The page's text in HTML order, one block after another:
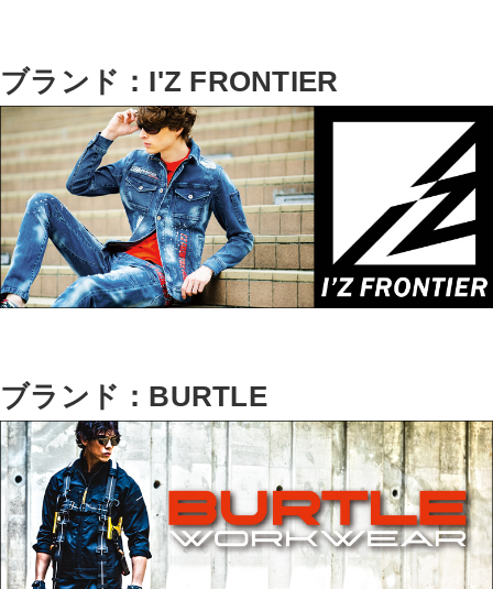
ブランド：I'Z FRONTIER
ブランド：BURTLE